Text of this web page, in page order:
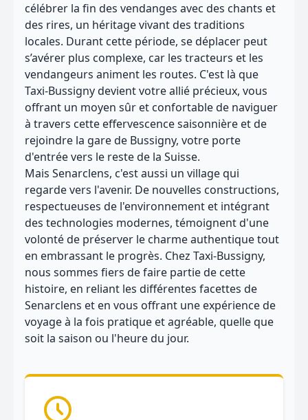
célébrer la fin des vendanges avec des chants et
des rires, un héritage vivant des traditions
locales. Durant cette période, se déplacer peut
s’avérer plus complexe, car les tracteurs et les
vendangeurs animent les routes. C'est là que
Taxi-Bussigny devient votre allié précieux, vous
offrant un moyen sûr et confortable de naviguer
à travers cette effervescence saisonnière et de
rejoindre la gare de Bussigny, votre porte
d'entrée vers le reste de la Suisse.
Mais Senarclens, c'est aussi un village qui
regarde vers l'avenir. De nouvelles constructions,
respectueuses de l'environnement et intégrant
des technologies modernes, témoignent d'une
volonté de préserver le charme authentique tout
en embrassant le progrès. Chez Taxi-Bussigny,
nous sommes fiers de faire partie de cette
histoire, en reliant les différentes facettes de
Senarclens et en vous offrant une expérience de
voyage à la fois pratique et agréable, quelle que
soit la saison ou l'heure du jour.